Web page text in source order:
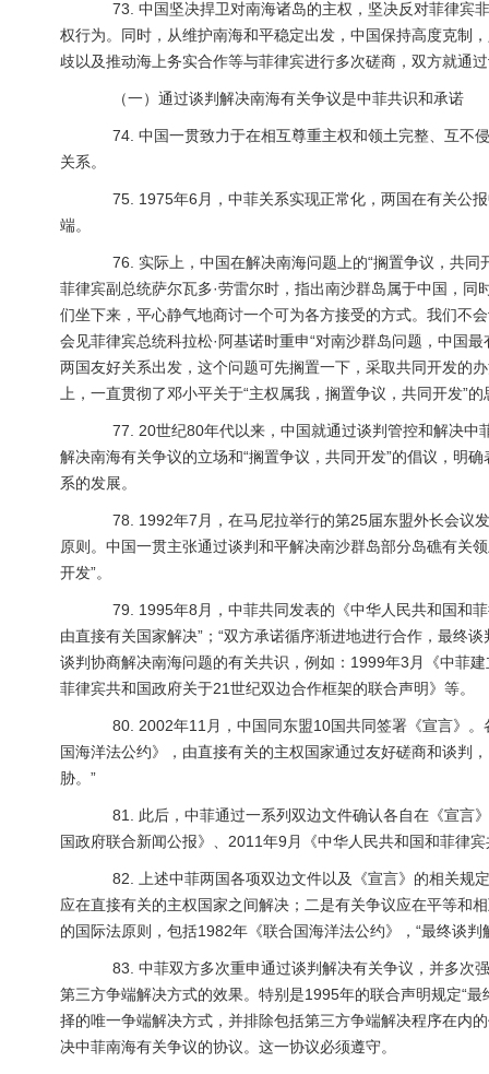
73. 中国坚决捍卫对南海诸岛的主权，坚决反对菲律宾
权行为。同时，从维护南海和平稳定出发，中国保持高度克制
歧以及推动海上务实合作等与菲律宾进行多次磋商，双方就通
（一）通过谈判解决南海有关争议是中菲共识和承诺
74. 中国一贯致力于在相互尊重主权和领土完整、互不
关系。
75. 1975年6月，中菲关系实现正常化，两国在有关公报
端。
76. 实际上，中国在解决南海问题上的“搁置争议，共同
菲律宾副总统萨尔瓦多·劳雷尔时，指出南沙群岛属于中国，
们坐下来，平心静气地商讨一个可为各方接受的方式。我们不
会见菲律宾总统科拉松·阿基诺时重申“对南沙群岛问题，中国
两国友好关系出发，这个问题可先搁置一下，采取共同开发的
上，一直贯彻了邓小平关于“主权属我，搁置争议，共同开发”的
77. 20世纪80年代以来，中国就通过谈判管控和解决中
解决南海有关争议的立场和“搁置争议，共同开发”的倡议，明
系的发展。
78. 1992年7月，在马尼拉举行的第25届东盟外长会议发
原则。中国一贯主张通过谈判和平解决南沙群岛部分岛礁有关
开发”。
79. 1995年8月，中菲共同发表的《中华人民共和国和菲
由直接有关国家解决”；“双方承诺循序渐进地进行合作，最终
谈判协商解决南海问题的有关共识，例如：1999年3月《中菲
菲律宾共和国政府关于21世纪双边合作框架的联合声明》等。
80. 2002年11月，中国同东盟10国共同签署《宣言》。
国海洋法公约》，由直接有关的主权国家通过友好磋商和谈判
胁。”
81. 此后，中菲通过一系列双边文件确认各自在《宣言
国政府联合新闻公报》、2011年9月《中华人民共和国和菲律
82. 上述中菲两国各项双边文件以及《宣言》的相关规
应在直接有关的主权国家之间解决；二是有关争议应在平等和
的国际法原则，包括1982年《联合国海洋法公约》，“最终谈判
83. 中菲双方多次重申通过谈判解决有关争议，并多次
第三方争端解决方式的效果。特别是1995年的联合声明规定“
择的唯一争端解决方式，并排除包括第三方争端解决程序在内
决中菲南海有关争议的协议。这一协议必须遵守。